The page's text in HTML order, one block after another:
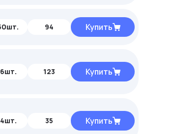
94 Купить
123 Купить
35 Купить